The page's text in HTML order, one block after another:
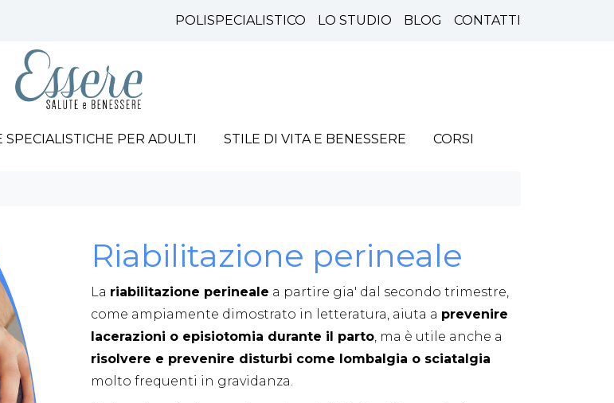
POLISPECIALISTICO LO STUDIO BLOG CONTATTI
SPECIALISTICHE PER ADULTI STILE DI VITA E BENESSERE CORSI
Riabilitazione perineale
La riabilitazione perineale a partire gia' dal secondo trimestre,
come ampiamente dimostrato in letteratura, aiuta a prevenire
lacerazioni o episiotomia durante il parto, ma è utile anche a
risolvere e prevenire disturbi come lombalgia o sciatalgia
molto frequenti in gravidanza.